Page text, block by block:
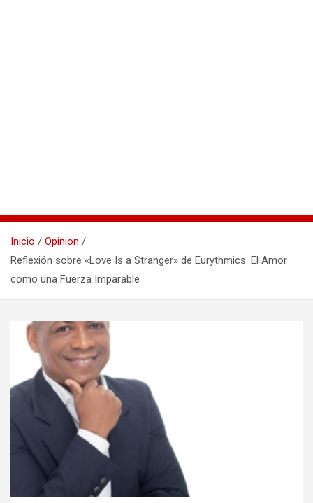
Inicio
Opinion
Reflexión sobre «Love Is a Stranger» de Eurythmics: El Amor
como una Fuerza Imparable